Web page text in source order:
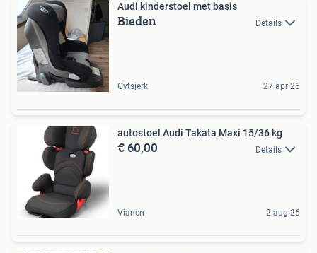
Audi kinderstoel met basis
Bieden Details
Gytsjerk 27 apr 26
autostoel Audi Takata Maxi 15/36 kg
€ 60,00 Details
Vianen 2 aug 26